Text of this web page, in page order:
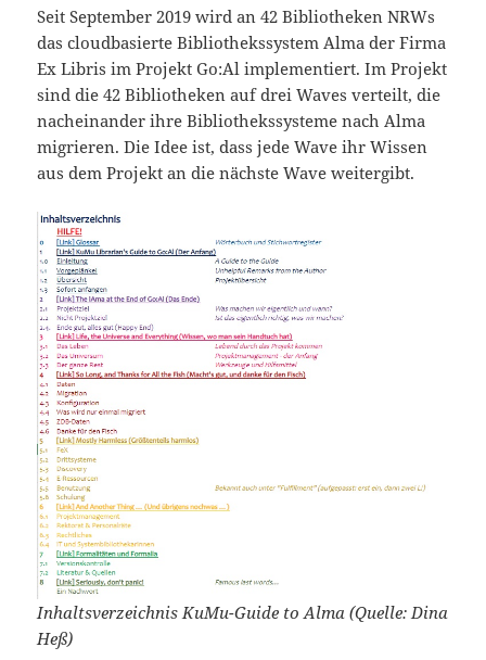
Seit September 2019 wird an 42 Bibliotheken NRWs
das cloudbasierte Bibliothekssystem Alma der Firma
Ex Libris im Projekt Go:Al implementiert. Im Projekt
sind die 42 Bibliotheken auf drei Waves verteilt, die
nacheinander ihre Bibliothekssysteme nach Alma
migrieren. Die Idee ist, dass jede Wave ihr Wissen
aus dem Projekt an die nächste Wave weitergibt.
Inhaltsverzeichnis KuMu-Guide to Alma (Quelle: Dina
Heß)